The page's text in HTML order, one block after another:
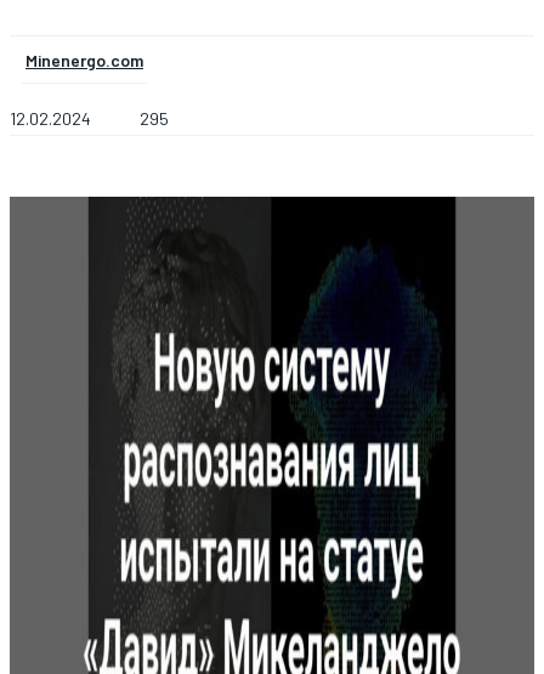
Minenergo.com
12.02.2024 295